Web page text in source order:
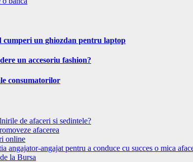
cumperi un ghiozdan pentru laptop
un accesoriu fashion?
consumatorilor
de afaceri si sedintele?
afacerea
online
angajator-angajat pentru a conduce cu succes o mica
la Bursa